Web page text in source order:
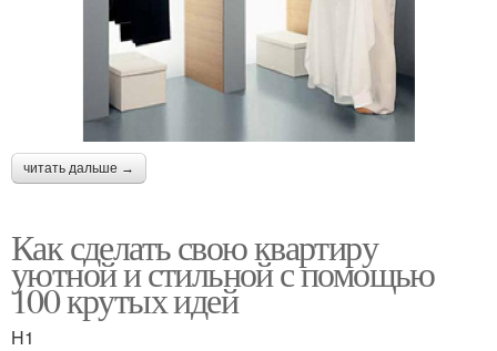
читать дальше →
Как сделать свою квартиру
уютной и стильной с помощью
100 крутых идей
H1